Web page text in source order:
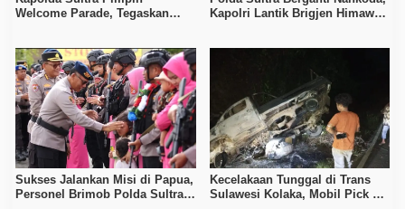
Welcome Parade, Tegaskan
Kapolri Lantik Brigjen Himawan
Sukses Jalankan Misi di Papua,
Personel Brimob Polda Sultra
Kecelakaan Tunggal di Trans
Sulawesi Kolaka, Mobil Pick Up